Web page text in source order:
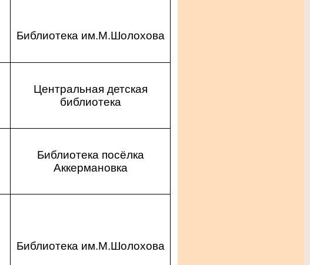
Библиотека им.М.Шолохова
Центральная детская
библиотека
Библиотека посёлка
Аккермановка
Библиотека им.М.Шолохова